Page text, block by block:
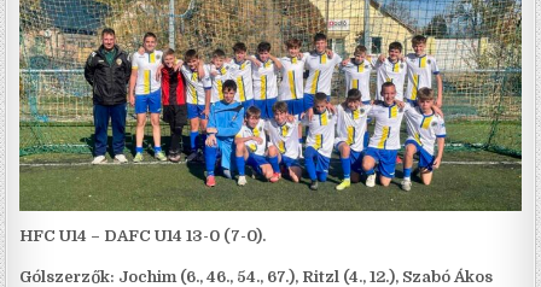
HFC U14 – DAFC U14 13-0 (7-0).
Gólszerzők: Jochim (6., 46., 54., 67.), Ritzl (4., 12.), Szabó Ákos